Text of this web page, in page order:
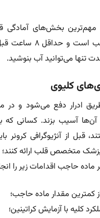
مهم‌ترین بخش‌های آمادگی
عروق کرونری قلب
تنها می‌توانید آب بنوشید.
کلیوی
ادرار دفع می‌شود و در
آسیب بزند. کسانی‌ که
قبل از آنژیوگرافی کرونر
متخصص قلب ارائه کنند؛
حاجب اقدامات زیر را
کمترین مقدار ماده حاجب؛
کلیه با آزمایش کراتینین؛